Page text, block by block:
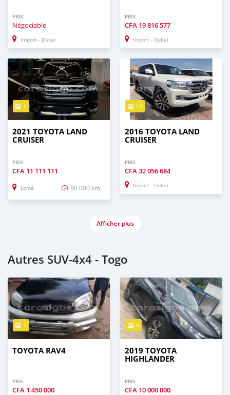
PRIX
Négociable
Import - Dubai
PRIX
CFA 19 816 577
Import - Dubai
5
2021 TOYOTA LAND
CRUISER
PRIX
CFA 11 111 111
Lomé 80 000 km
13
2016 TOYOTA LAND
CRUISER
PRIX
CFA32 056 684
Import - Dubai
Afficher plus
Autres SUV‒4x4 - Togo
3
TOYOTA RAV4
PRIX
CFA 1 450 000
5
2019 TOYOTA
HIGHLANDER
PRIX
CFA 10 000 000